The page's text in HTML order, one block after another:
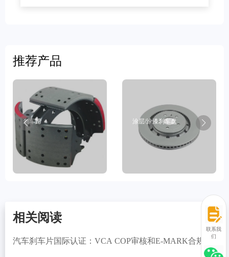
推荐产品
刹车蹄 涂层/涂漆刹车盘
相关阅读
汽车刹车片国际认证：VCA COP审核和E-MARK合规性
联系我
们